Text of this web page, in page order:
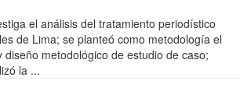
el análisis del tratamiento periodístico
de Lima; se planteó como metodología el
diseño metodológico de estudio de caso;
la ...